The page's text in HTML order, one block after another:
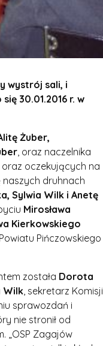
wystrój sali, i
30.01.2016 r. w
Żuber,
, oraz naczelnika
oczekujących na
naszych druhnach
Sylwia Wilk i Anetę
Mirosława
Kierkowskiego
Pińczowskiego
została Dorota
Wilk, sekretarz Komisji
sprawozdań i
nie stronił od
„OSP Zagajów